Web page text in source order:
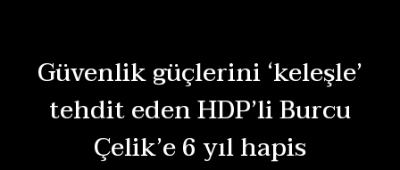
Güvenlik güçlerini ‘keleşle’
tehdit eden HDP’li Burcu
Çelik’e 6 yıl hapis